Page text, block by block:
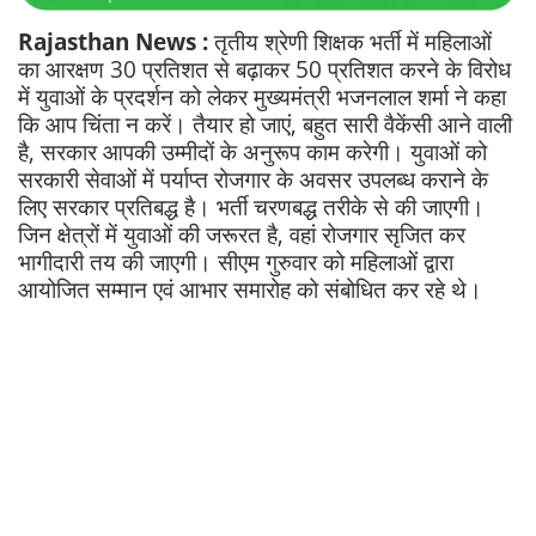
Rajasthan News :तृतीय श्रेणी शिक्षक भर्ती में महिलाओं
का आरक्षण 30 प्रतिशत से बढ़ाकर 50 प्रतिशत करने के विरोध
में युवाओं के प्रदर्शन को लेकर मुख्यमंत्री भजनलाल शर्मा ने कहा
कि आप चिंता न करें। तैयार हो जाएं, बहुत सारी वैकेंसी आने वाली
है, सरकार आपकी उम्मीदों के अनुरूप काम करेगी। युवाओं को
सरकारी सेवाओं में पर्याप्त रोजगार के अवसर उपलब्ध कराने के
लिए सरकार प्रतिबद्ध है। भर्ती चरणबद्ध तरीके से की जाएगी।
जिन क्षेत्रों में युवाओं की जरूरत है, वहां रोजगार सृजित कर
भागीदारी तय की जाएगी। सीएम गुरुवार को महिलाओं द्वारा
आयोजित सम्मान एवं आभार समारोह को संबोधित कर रहे थे।